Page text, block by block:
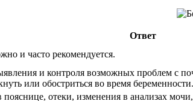
Ответ
и часто рекомендуется.
и контроля возможных проблем с
или обостриться во время беременности.
пояснице, отеки, изменения в анализах